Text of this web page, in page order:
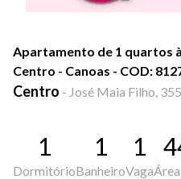
Apartamento de 1 quartos
Centro - Canoas - COD:
Centro - José Maia Filho,
1
Dormitório
1
Banheiro
1
Vaga